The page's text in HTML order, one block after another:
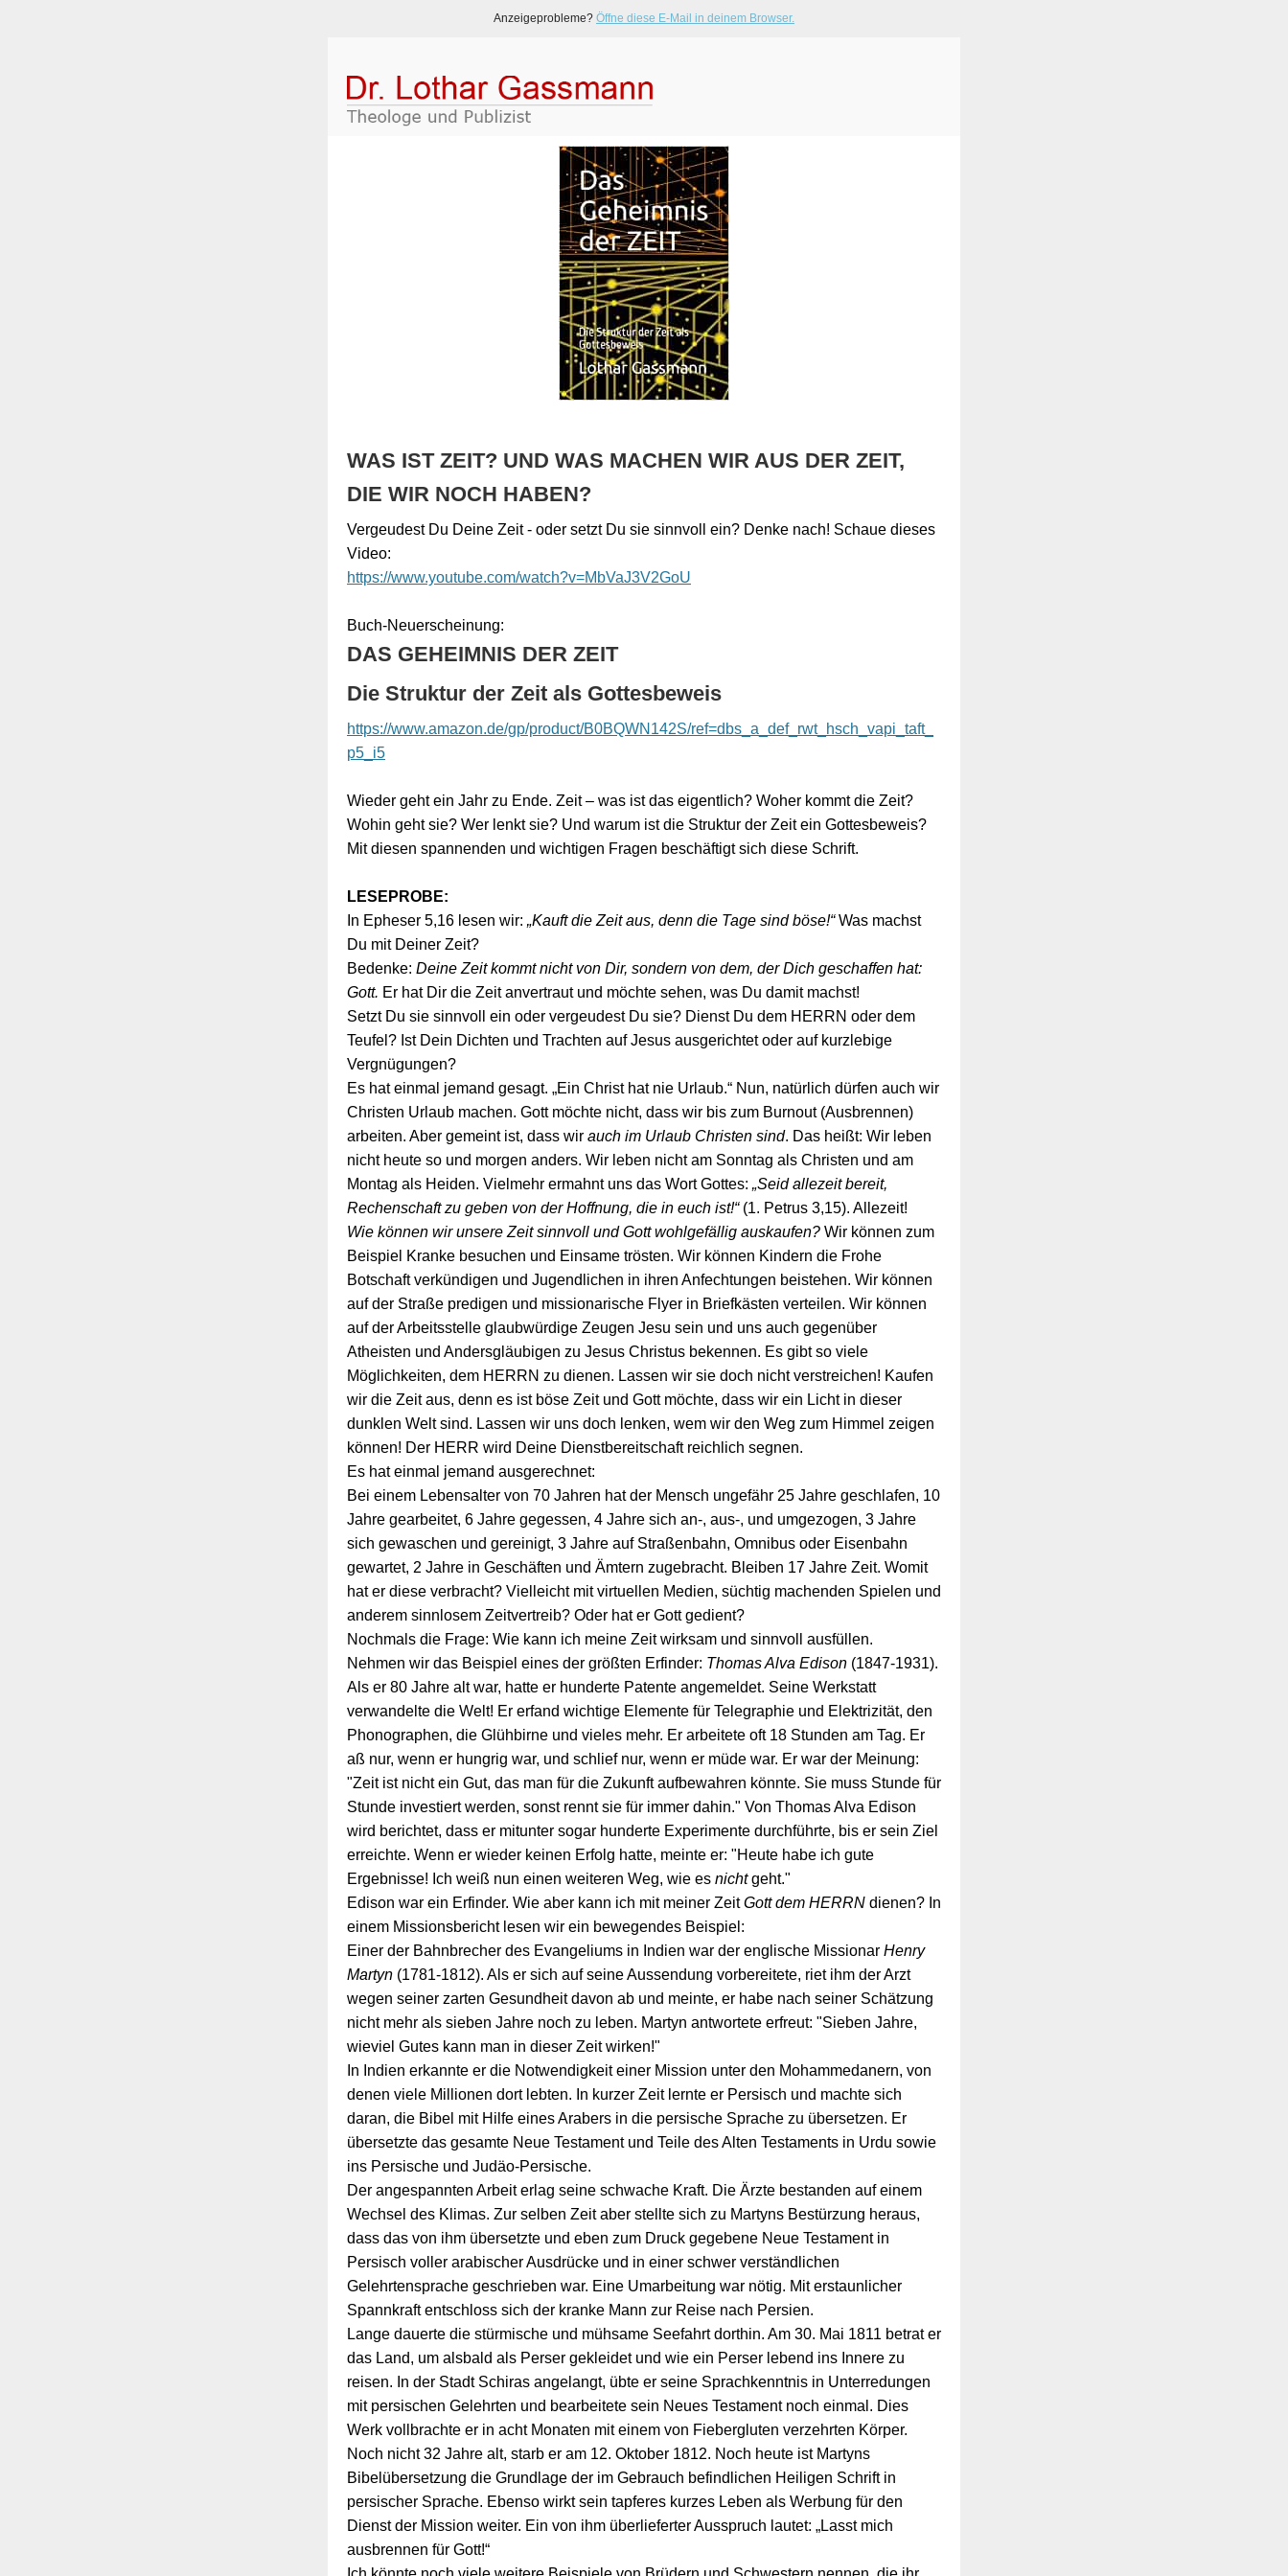
Anzeigeprobleme? Öffne diese E-Mail in deinem Browser.
WAS IST ZEIT? UND WAS MACHEN WIR AUS DER ZEIT,
DIE WIR NOCH HABEN?
Vergeudest Du Deine Zeit - oder setzt Du sie sinnvoll ein? Denke nach! Schaue dieses
Video:
https://www.youtube.com/watch?v=MbVaJ3V2GoU
Buch-Neuerscheinung:
DAS GEHEIMNIS DER ZEIT
Die Struktur der Zeit als Gottesbeweis
https://www.amazon.de/gp/product/B0BQWN142S/ref=dbs_a_def_rwt_hsch_vapi_taft_
p5_i5
Wieder geht ein Jahr zu Ende. Zeit – was ist das eigentlich? Woher kommt die Zeit?
Wohin geht sie? Wer lenkt sie? Und warum ist die Struktur der Zeit ein Gottesbeweis?
Mit diesen spannenden und wichtigen Fragen beschäftigt sich diese Schrift.
LESEPROBE:
In Epheser 5,16 lesen wir: „Kauft die Zeit aus, denn die Tage sind böse!“Was machst
Du mit Deiner Zeit?
Bedenke: Deine Zeit kommt nicht von Dir, sondern von dem, der Dich geschaffen hat:
Gott. Er hat Dir die Zeit anvertraut und möchte sehen, was Du damit machst!
Setzt Du sie sinnvoll ein oder vergeudest Du sie? Dienst Du dem HERRN oder dem
Teufel? Ist Dein Dichten und Trachten auf Jesus ausgerichtet oder auf kurzlebige
Vergnügungen?
Es hat einmal jemand gesagt. „Ein Christ hat nie Urlaub.“ Nun, natürlich dürfen auch wir
Christen Urlaub machen. Gott möchte nicht, dass wir bis zum Burnout (Ausbrennen)
arbeiten. Aber gemeint ist, dass wir auch im Urlaub Christen sind. Das heißt: Wir leben
nicht heute so und morgen anders. Wir leben nicht am Sonntag als Christen und am
Montag als Heiden. Vielmehr ermahnt uns das Wort Gottes: „Seid allezeit bereit,
Rechenschaft zu geben von der Hoffnung, die in euch ist!“(1. Petrus 3,15). Allezeit!
Wie können wir unsere Zeit sinnvoll und Gott wohlgefällig auskaufen? Wir können zum
Beispiel Kranke besuchen und Einsame trösten. Wir können Kindern die Frohe
Botschaft verkündigen und Jugendlichen in ihren Anfechtungen beistehen. Wir können
auf der Straße predigen und missionarische Flyer in Briefkästen verteilen. Wir können
auf der Arbeitsstelle glaubwürdige Zeugen Jesu sein und uns auch gegenüber
Atheisten und Andersgläubigen zu Jesus Christus bekennen. Es gibt so viele
Möglichkeiten, dem HERRN zu dienen. Lassen wir sie doch nicht verstreichen! Kaufen
wir die Zeit aus, denn es ist böse Zeit und Gott möchte, dass wir ein Licht in dieser
dunklen Welt sind. Lassen wir uns doch lenken, wem wir den Weg zum Himmel zeigen
können! Der HERR wird Deine Dienstbereitschaft reichlich segnen.
Es hat einmal jemand ausgerechnet:
Bei einem Lebensalter von 70 Jahren hat der Mensch ungefähr 25 Jahre geschlafen, 10
Jahre gearbeitet, 6 Jahre gegessen, 4 Jahre sich an-, aus-, und umgezogen, 3 Jahre
sich gewaschen und gereinigt, 3 Jahre auf Straßenbahn, Omnibus oder Eisenbahn
gewartet, 2 Jahre in Geschäften und Ämtern zugebracht. Bleiben 17 Jahre Zeit. Womit
hat er diese verbracht? Vielleicht mit virtuellen Medien, süchtig machenden Spielen und
anderem sinnlosem Zeitvertreib? Oder hat er Gott gedient?
Nochmals die Frage: Wie kann ich meine Zeit wirksam und sinnvoll ausfüllen.
Nehmen wir das Beispiel eines der größten Erfinder: Thomas Alva Edison (1847-1931).
Als er 80 Jahre alt war, hatte er hunderte Patente angemeldet. Seine Werkstatt
verwandelte die Welt! Er erfand wichtige Elemente für Telegraphie und Elektrizität, den
Phonographen, die Glühbirne und vieles mehr. Er arbeitete oft 18 Stunden am Tag. Er
aß nur, wenn er hungrig war, und schlief nur, wenn er müde war. Er war der Meinung:
"Zeit ist nicht ein Gut, das man für die Zukunft aufbewahren könnte. Sie muss Stunde für
Stunde investiert werden, sonst rennt sie für immer dahin." Von Thomas Alva Edison
wird berichtet, dass er mitunter sogar hunderte Experimente durchführte, bis er sein Ziel
erreichte. Wenn er wieder keinen Erfolg hatte, meinte er: "Heute habe ich gute
Ergebnisse! Ich weiß nun einen weiteren Weg, wie es nichtgeht."
Edison war ein Erfinder. Wie aber kann ich mit meiner ZeitGott dem HERRN dienen? In
einem Missionsbericht lesen wir ein bewegendes Beispiel:
Einer der Bahnbrecher des Evangeliums in Indien war der englische Missionar Henry
Martyn (1781-1812). Als er sich auf seine Aussendung vorbereitete, riet ihm der Arzt
wegen seiner zarten Gesundheit davon ab und meinte, er habe nach seiner Schätzung
nicht mehr als sieben Jahre noch zu leben. Martyn antwortete erfreut: "Sieben Jahre,
wieviel Gutes kann man in dieser Zeit wirken!"
In Indien erkannte er die Notwendigkeit einer Mission unter den Mohammedanern, von
denen viele Millionen dort lebten. In kurzer Zeit lernte er Persisch und machte sich
daran, die Bibel mit Hilfe eines Arabers in die persische Sprache zu übersetzen. Er
übersetzte das gesamte Neue Testament und Teile des Alten Testaments in Urdu sowie
ins Persische und Judäo-Persische.
Der angespannten Arbeit erlag seine schwache Kraft. Die Ärzte bestanden auf einem
Wechsel des Klimas. Zur selben Zeit aber stellte sich zu Martyns Bestürzung heraus,
dass das von ihm übersetzte und eben zum Druck gegebene Neue Testament in
Persisch voller arabischer Ausdrücke und in einer schwer verständlichen
Gelehrtensprache geschrieben war. Eine Umarbeitung war nötig. Mit erstaunlicher
Spannkraft entschloss sich der kranke Mann zur Reise nach Persien.
Lange dauerte die stürmische und mühsame Seefahrt dorthin. Am 30. Mai 1811 betrat er
das Land, um alsbald als Perser gekleidet und wie ein Perser lebend ins Innere zu
reisen. In der Stadt Schiras angelangt, übte er seine Sprachkenntnis in Unterredungen
mit persischen Gelehrten und bearbeitete sein Neues Testament noch einmal. Dies
Werk vollbrachte er in acht Monaten mit einem von Fiebergluten verzehrten Körper.
Noch nicht 32 Jahre alt, starb er am 12. Oktober 1812. Noch heute ist Martyns
Bibelübersetzung die Grundlage der im Gebrauch befindlichen Heiligen Schrift in
persischer Sprache. Ebenso wirkt sein tapferes kurzes Leben als Werbung für den
Dienst der Mission weiter. Ein von ihm überlieferter Ausspruch lautet: „Lasst mich
ausbrennen für Gott!“